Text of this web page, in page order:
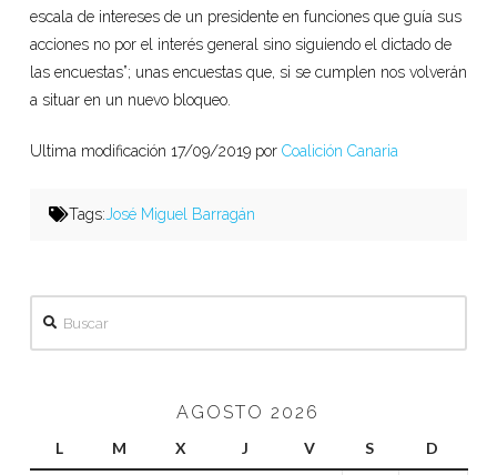
escala de intereses de un presidente en funciones que guía sus
acciones no por el interés general sino siguiendo el dictado de
las encuestas”; unas encuestas que, si se cumplen nos volverán
a situar en un nuevo bloqueo.
Ultima modificación 17/09/2019 por Coalición Canaria
Tags: José Miguel Barragán
AGOSTO 2026
L M X J V S D